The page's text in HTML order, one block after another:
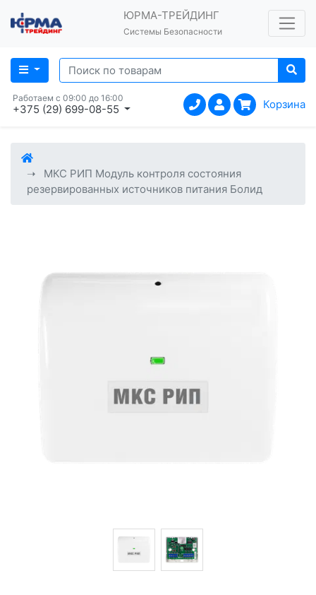
ЮРМА-ТРЕЙДИНГ
Системы Безопасности
Работаем с 09:00 до 16:00
+375 (29) 699-08-55 Корзина
МКС РИП Модуль контроля состояния
резервированных источников питания Болид